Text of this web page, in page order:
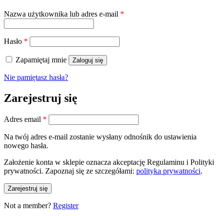
Nazwa użytkownika lub adres e-mail *
Hasło *
Zapamiętaj mnie Zaloguj się
Nie pamiętasz hasła?
Zarejestruj się
Adres email *
Na twój adres e-mail zostanie wysłany odnośnik do ustawienia
nowego hasła.
Założenie konta w sklepie oznacza akceptację Regulaminu i Polityki
prywatności. Zapoznaj się ze szczegółami: polityka prywatności.
Zarejestruj się
Not a member? Register